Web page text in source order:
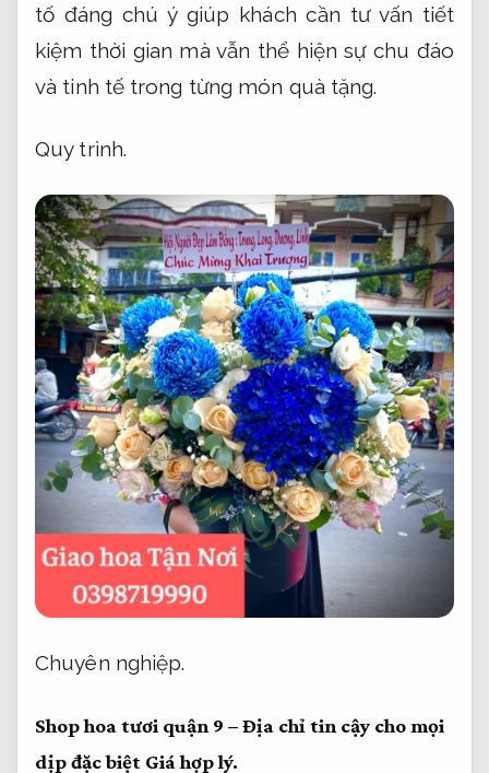
tố đáng chú ý giúp khách cần tư vấn tiết
kiệm thời gian mà vẫn thể hiện sự chu đáo
và tinh tế trong từng món quà tặng.
Quy trình.
Chuyên nghiệp.
Shop hoa tươi quận 9 – Địa chỉ tin cậy cho mọi
dịp đặc biệt Giá hợp lý.